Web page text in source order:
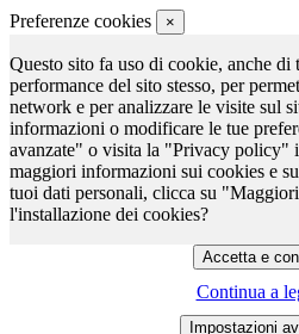
Preferenze cookies ×
Questo sito fa uso di cookie, anche di
performance del sito stesso, per
network e per analizzare le visite sul
informazioni o modificare le tue
avanzate" o visita la "Privacy policy"
maggiori informazioni sui cookies e
tuoi dati personali, clicca su
l'installazione dei cookies?
Continua a